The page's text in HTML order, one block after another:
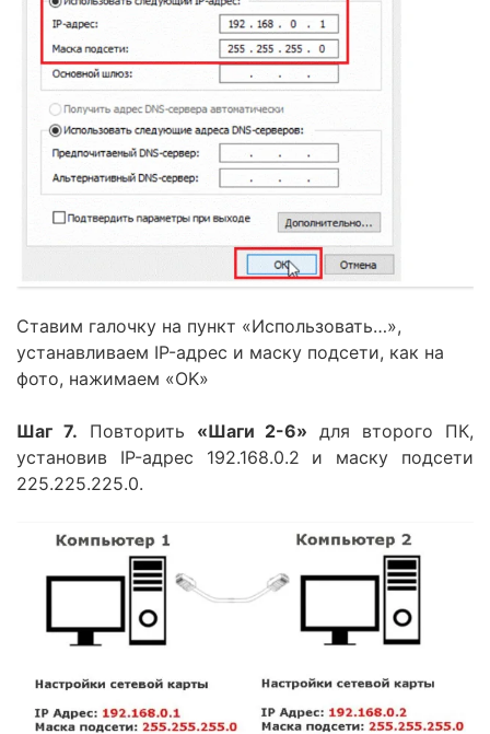
Ставим галочку на пункт «Использовать…»,
устанавливаем IP-адрес и маску подсети, как на
фото, нажимаем «OK»
Шаг 7. Повторить «Шаги 2-6» для второго ПК,
установив IP-адрес 192.168.0.2 и маску подсети
225.225.225.0.